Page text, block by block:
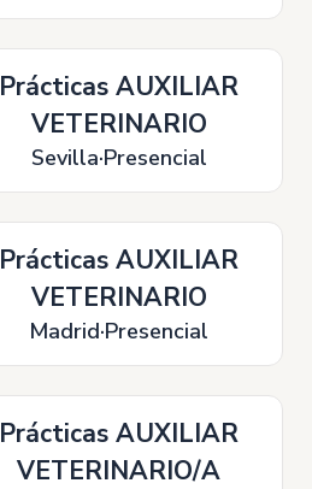
Prácticas AUXILIAR
VETERINARIO
Sevilla Presencial
Prácticas AUXILIAR
VETERINARIO
Madrid Presencial
Prácticas AUXILIAR
VETERINARIO/A